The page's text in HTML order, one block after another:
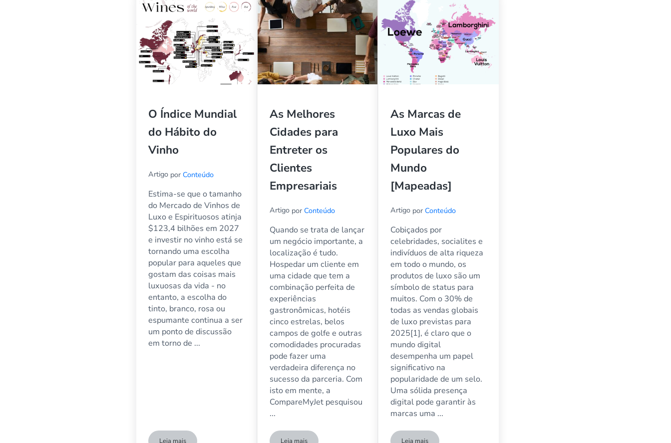
O Índice Mundial
do Hábito do
Vinho
Artigo por Conteúdo
Estima-se que o tamanho
do Mercado de Vinhos de
Luxo e Espirituosos atinja
$123,4 bilhões em 2027
e investir no vinho está se
tornando uma escolha
popular para aqueles que
gostam das coisas mais
luxuosas da vida - no
entanto, a escolha do
tinto, branco, rosa ou
espumante continua a ser
um ponto de discussão
em torno de ...
Leia mais
As Melhores
Cidades para
Entreter os
Clientes
Empresariais
Artigo por Conteúdo
Quando se trata de lançar
um negócio importante, a
localização é tudo.
Hospedar um cliente em
uma cidade que tem a
combinação perfeita de
experiências
gastronômicas, hotéis
cinco estrelas, belos
campos de golfe e outras
comodidades procuradas
pode fazer uma
verdadeira diferença no
sucesso da parceria. Com
isto em mente, a
CompareMyJet pesquisou
...
Leia mais
As Marcas de
Luxo Mais
Populares do
Mundo
[Mapeadas]
Artigo por Conteúdo
Cobiçados por
celebridades, socialites e
indivíduos de alta riqueza
em todo o mundo, os
produtos de luxo são um
símbolo de status para
muitos. Com o 30% de
todas as vendas globais
de luxo previstas para
2025[1], é claro que o
mundo digital
desempenha um papel
significativo na
popularidade de um selo.
Uma sólida presença
digital pode garantir às
marcas uma ...
Leia mais